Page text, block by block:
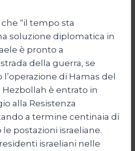
“il tempo sta
soluzione diplomatica in
è pronto a
della guerra, se
l’operazione di Hamas del
è entrato in
alla Resistenza
a termine centinaia di
postazioni israeliane.
israeliani nelle